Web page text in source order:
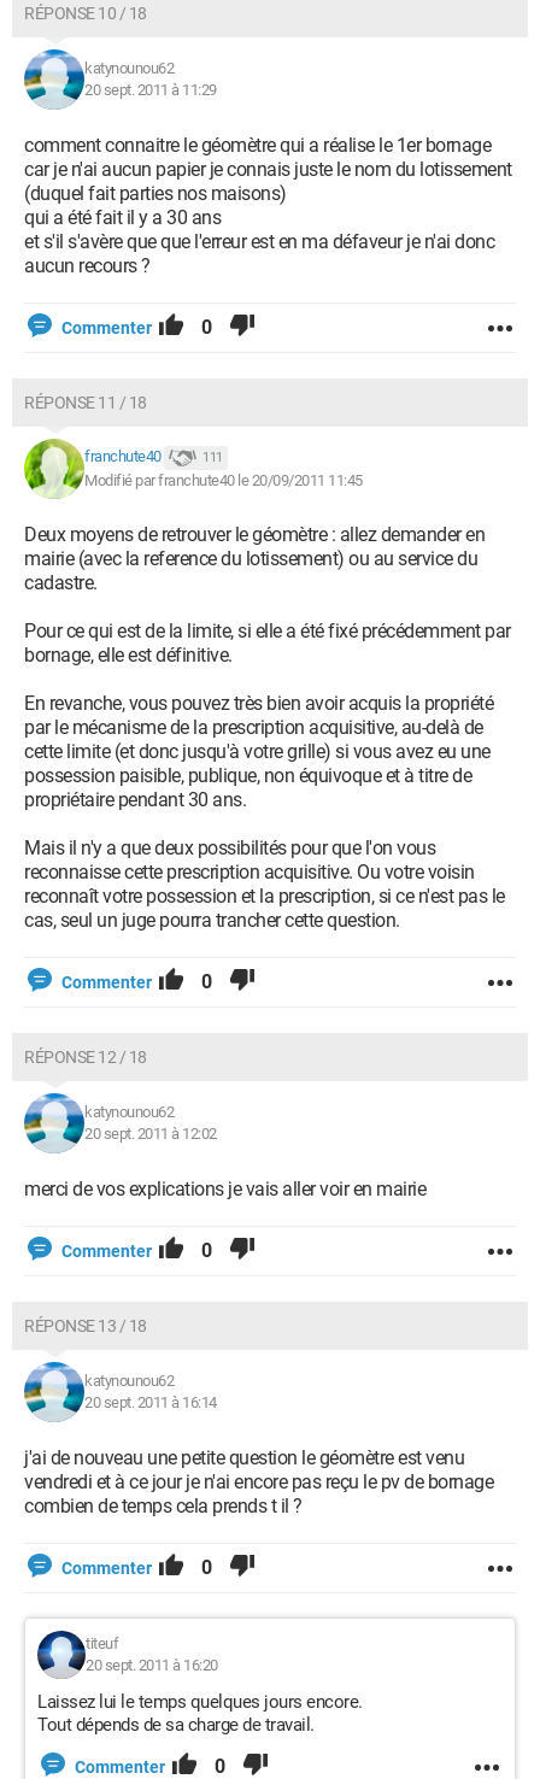
RÉPONSE 10 / 18
katynounou62
20 sept. 2011 à 11:29
comment connaitre le géomètre qui a réalise le 1er bornage
car je n'ai aucun papier je connais juste le nom du lotissement
(duquel fait parties nos maisons)
qui a été fait il y a 30 ans
et s'il s'avère que que l'erreur est en ma défaveur je n'ai donc
aucun recours ?
Commenter 0
RÉPONSE 11 / 18
franchute40 111
Modifié par franchute40 le 20/09/2011 11:45
Deux moyens de retrouver le géomètre : allez demander en
mairie (avec la reference du lotissement) ou au service du
cadastre.
Pour ce qui est de la limite, si elle a été fixé précédemment par
bornage, elle est définitive.
En revanche, vous pouvez très bien avoir acquis la propriété
par le mécanisme de la prescription acquisitive, au-delà de
cette limite (et donc jusqu'à votre grille) si vous avez eu une
possession paisible, publique, non équivoque et à titre de
propriétaire pendant 30 ans.
Mais il n'y a que deux possibilités pour que l'on vous
reconnaisse cette prescription acquisitive. Ou votre voisin
reconnaît votre possession et la prescription, si ce n'est pas le
cas, seul un juge pourra trancher cette question.
Commenter 0
RÉPONSE 12 / 18
katynounou62
20 sept. 2011 à 12:02
merci de vos explications je vais aller voir en mairie
Commenter 0
RÉPONSE 13 / 18
katynounou62
20 sept. 2011 à 16:14
j'ai de nouveau une petite question le géomètre est venu
vendredi et à ce jour je n'ai encore pas reçu le pv de bornage
combien de temps cela prends t il ?
Commenter 0
titeuf
20 sept. 2011 à 16:20
Laissez lui le temps quelques jours encore.
Tout dépends de sa charge de travail.
Commenter 0